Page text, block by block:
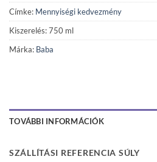
Címke: Mennyiségi kedvezmény
Kiszerelés: 750 ml
Márka: Baba
TOVÁBBI INFORMÁCIÓK
SZÁLLÍTÁSI REFERENCIA SÚLY